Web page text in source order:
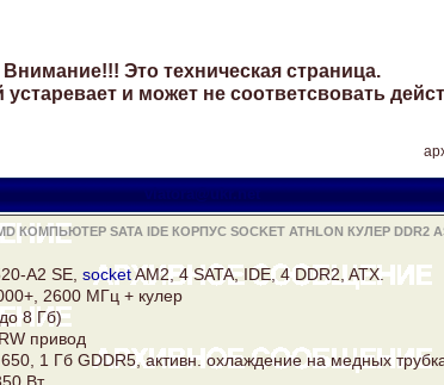
Внимание!!! Это техническая страница.
и может не соответсвовать
viatora@ukr.net
КОМПЬЮТЕР SATA IDE КОРПУС SOCKET ATHLON КУЛЕР DDR2
A2 SE, socketAM2, 4 SATA, IDE, 4DDR2 , ATX.
2600 МГц + кулер
8 Гб)
привод
1 Гб GDDR5, активн. охлаждение на медных